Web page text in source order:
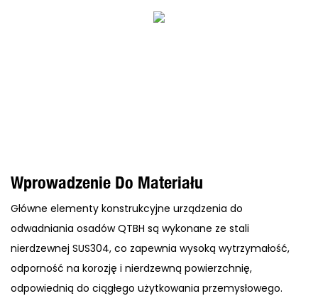
Wprowadzenie Do Materiału
Główne elementy konstrukcyjne urządzenia do
odwadniania osadów QTBH są wykonane ze stali
nierdzewnej SUS304, co zapewnia wysoką wytrzymałość,
odporność na korozję i nierdzewną powierzchnię,
odpowiednią do ciągłego użytkowania przemysłowego.